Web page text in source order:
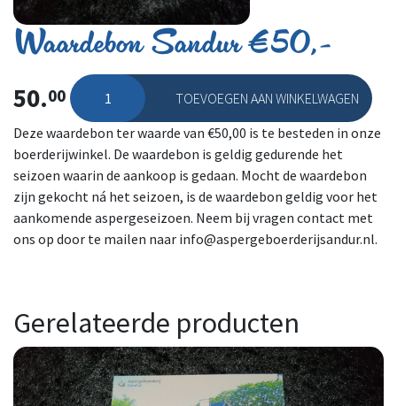
Waardebon Sandur €50,-
50.00 Waardebon Sandur €50,- aantalTOEVOEGEN AAN WINKELWAGEN
Deze waardebon ter waarde van €50,00 is te besteden in onze
boerderijwinkel. De waardebon is geldig gedurende het
seizoen waarin de aankoop is gedaan. Mocht de waardebon
zijn gekocht ná het seizoen, is de waardebon geldig voor het
aankomende aspergeseizoen. Neem bij vragen contact met
ons op door te mailen naar info@aspergeboerderijsandur.nl.
Gerelateerde producten